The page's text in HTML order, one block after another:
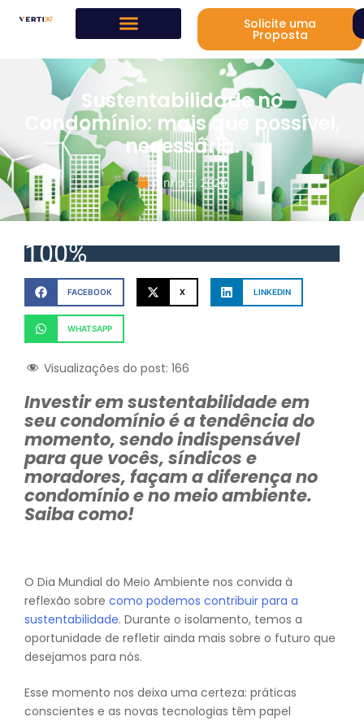
Solicite uma
Proposta
Sustentabilidade no
Condomínio: mais que possível,
necessária.
junho 5, 2020
100%
FACEBOOK X LINKEDIN
WHATSAPP
Visualizações do post: 166
Investir em sustentabilidade em
seu condomínio é a tendência do
momento, sendo indispensável
para que vocês, síndicos e
moradores, façam a diferença no
condomínio e no meio ambiente.
Saiba como!
O Dia Mundial do Meio Ambiente nos convida à
reflexão sobre como podemos contribuir para a
sustentabilidade. Durante o isolamento, temos a
oportunidade de refletir ainda mais sobre o futuro que
desejamos para nós.
Esse momento nos deixa uma certeza: práticas
conscientes e as novas tecnologias têm papel